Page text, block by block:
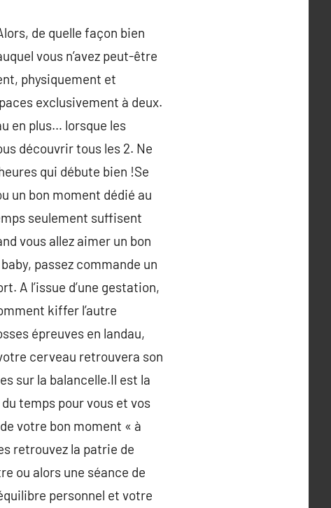
de quelle façon bien
vous n’avez peut-être
physiquement et
exclusivement à deux.
en plus… lorsque les
découvrir tous les 2. Ne
qui débute bien !Se
un bon moment dédié au
seulement suffisent
vous allez aimer un bon
passez commande un
A l’issue d’une gestation,
kiffer l’autre
épreuves en landau,
cerveau retrouvera son
sur la balancelle.Il est la
temps pour vous et vos
votre bon moment « à
retrouvez la patrie de
ou alors une séance de
personnel et votre